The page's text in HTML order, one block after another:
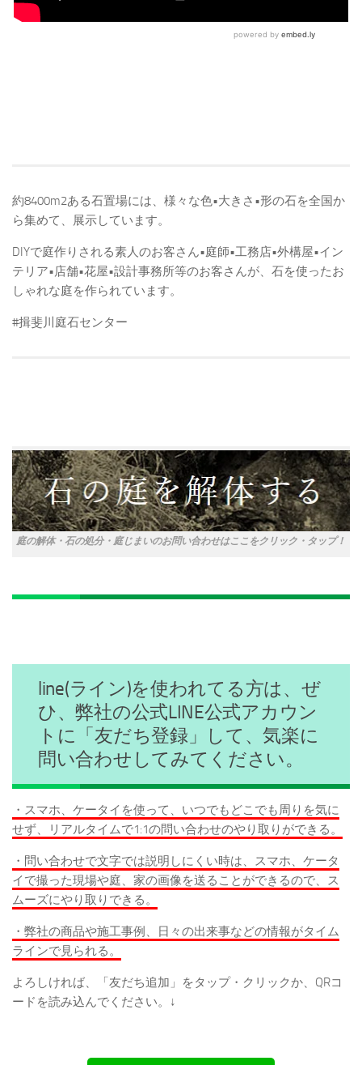
約8400m2ある石置場には、様々な色•大きさ•形の石を全国か
ら集めて、展示しています。
DIYで庭作りされる素人のお客さん•庭師•工務店•外構屋•イン
テリア•店舗•花屋•設計事務所等のお客さんが、石を使ったお
しゃれな庭を作られています。
#揖斐川庭石センター
庭の解体・石の処分・庭じまいのお問い合わせはここをクリック・タップ！
line(ライン)を使われてる方は、ぜ
ひ、弊社の公式LINE公式アカウン
トに「友だち登録」して、気楽に
問い合わせしてみてください。
・スマホ、ケータイを使って、いつでもどこでも周りを気に
せず、リアルタイムで1:1の問い合わせのやり取りができる。
・問い合わせで文字では説明しにくい時は、スマホ、ケータ
イで撮った現場や庭、家の画像を送ることができるので、ス
ムーズにやり取りできる。
・弊社の商品や施工事例、日々の出来事などの情報がタイム
ラインで見られる。
よろしければ、「友だち追加」をタップ・クリックか、QRコ
ードを読み込んでください。↓